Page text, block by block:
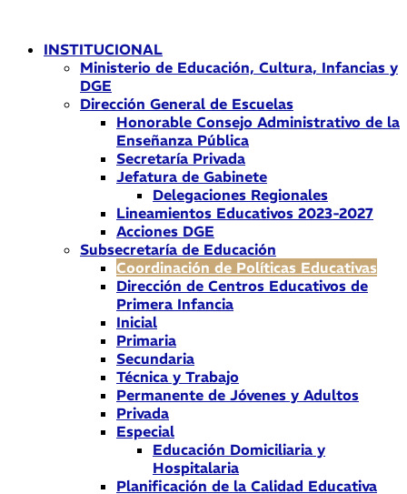
contenidoINSTITUCIONAL
Ministerio de Educación, Cultura, Infancias y
DGE
Dirección General de Escuelas
Honorable Consejo Administrativo de la
Enseñanza Pública
Secretaría Privada
Jefatura de Gabinete
Delegaciones Regionales
Lineamientos Educativos 2023-2027
Acciones DGE
Subsecretaría de Educación
Coordinación de Políticas Educativas
Dirección de Centros Educativos de
Primera Infancia
Inicial
Primaria
Secundaria
Técnica y Trabajo
Permanente de Jóvenes y Adultos
Privada
Especial
Educación Domiciliaria y
Hospitalaria
Planificación de la Calidad Educativa